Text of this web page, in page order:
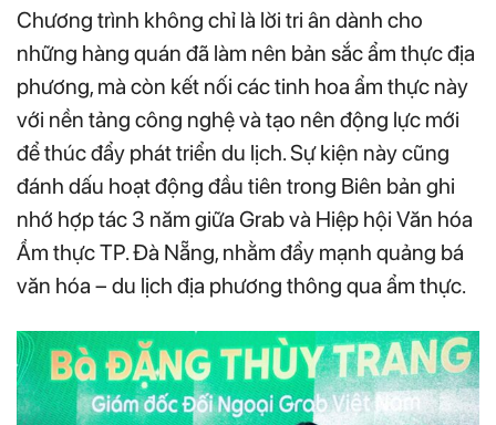
Chương trình không chỉ là lời tri ân dành cho
những hàng quán đã làm nên bản sắc ẩm thực địa
phương, mà còn kết nối các tinh hoa ẩm thực này
với nền tảng công nghệ và tạo nên động lực mới
để thúc đẩy phát triển du lịch. Sự kiện này cũng
đánh dấu hoạt động đầu tiên trong Biên bản ghi
nhớ hợp tác 3 năm giữa Grab và Hiệp hội Văn hóa
Ẩm thực TP. Đà Nẵng, nhằm đẩy mạnh quảng bá
văn hóa – du lịch địa phương thông qua ẩm thực.